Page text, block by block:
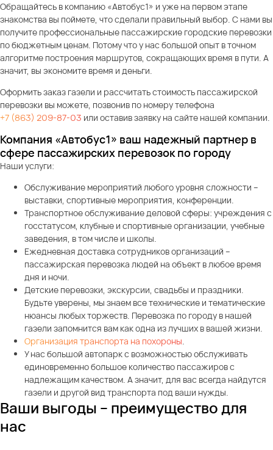
Обращайтесь в компанию «Автобус1» и уже на первом этапе
знакомства вы поймете, что сделали правильный выбор. С нами вы
получите профессиональные пассажирские городские перевозки
по бюджетным ценам. Потому что у нас большой опыт в точном
алгоритме построения маршрутов, сокращающих время в пути. А
значит, вы экономите время и деньги.
Оформить заказ газели и рассчитать стоимость пассажирской
перевозки вы можете, позвонив по номеру телефона
+7 (863) 209-87-03 или оставив заявку на сайте нашей компании.
Компания «Автобус1» ваш надежный партнер в
сфере пассажирских перевозок по городу
Наши услуги:
Обслуживание мероприятий любого уровня сложности –
выставки, спортивные мероприятия, конференции.
Транспортное обслуживание деловой сферы: учреждения с
госстатусом, клубные и спортивные организации, учебные
заведения, в том числе и школы.
Ежедневная доставка сотрудников организаций –
пассажирская перевозка людей на объект в любое время
дня и ночи.
Детские перевозки, экскурсии, свадьбы и праздники.
Будьте уверены, мы знаем все технические и тематические
нюансы любых торжеств. Перевозка по городу в нашей
газели запомнится вам как одна из лучших в вашей жизни.
Организация транспорта на похороны.
У нас большой автопарк с возможностью обслуживать
единовременно большое количество пассажиров с
надлежащим качеством. А значит, для вас всегда найдутся
газели и другой вид транспорта под ваши нужды.
Ваши выгоды – преимущество для
нас